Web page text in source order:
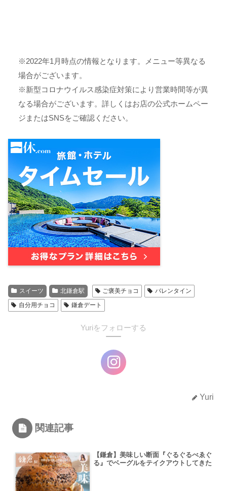
※2022年1月時点の情報となります。メニュー等異なる
場合がございます。
※新型コロナウイルス感染症対策により営業時間等が異
なる場合がございます。詳しくはお店の公式ホームペー
ジまたはSNSをご確認ください。
スイーツ 北鎌倉駅 ご褒美チョコ
バレンタイン
自分用チョコ
鎌倉デート
Yuriをフォローする
Yuri
関連記事
【鎌倉】美味しい断面『ぐるぐるべゑぐ
る』でベーグルをテイクアウトしてきた